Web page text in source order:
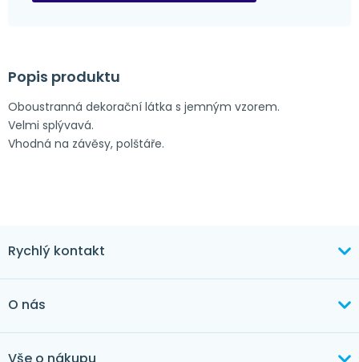
Popis produktu
Oboustranná dekorační látka s jemným vzorem.
Velmi splývavá.
Vhodná na závěsy, polštáře.
Rychlý kontakt
O nás